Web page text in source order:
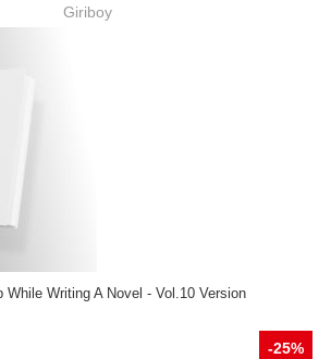
Giriboy
Writing A Novel - Vol.10 Version
-25%